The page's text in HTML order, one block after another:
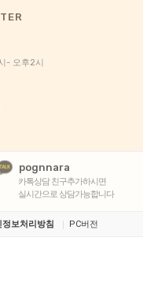
- 오후2시
pognnara
카톡상담 친구추가하시면
실시간으로 상담가능합니다
정보처리방침 PC버전